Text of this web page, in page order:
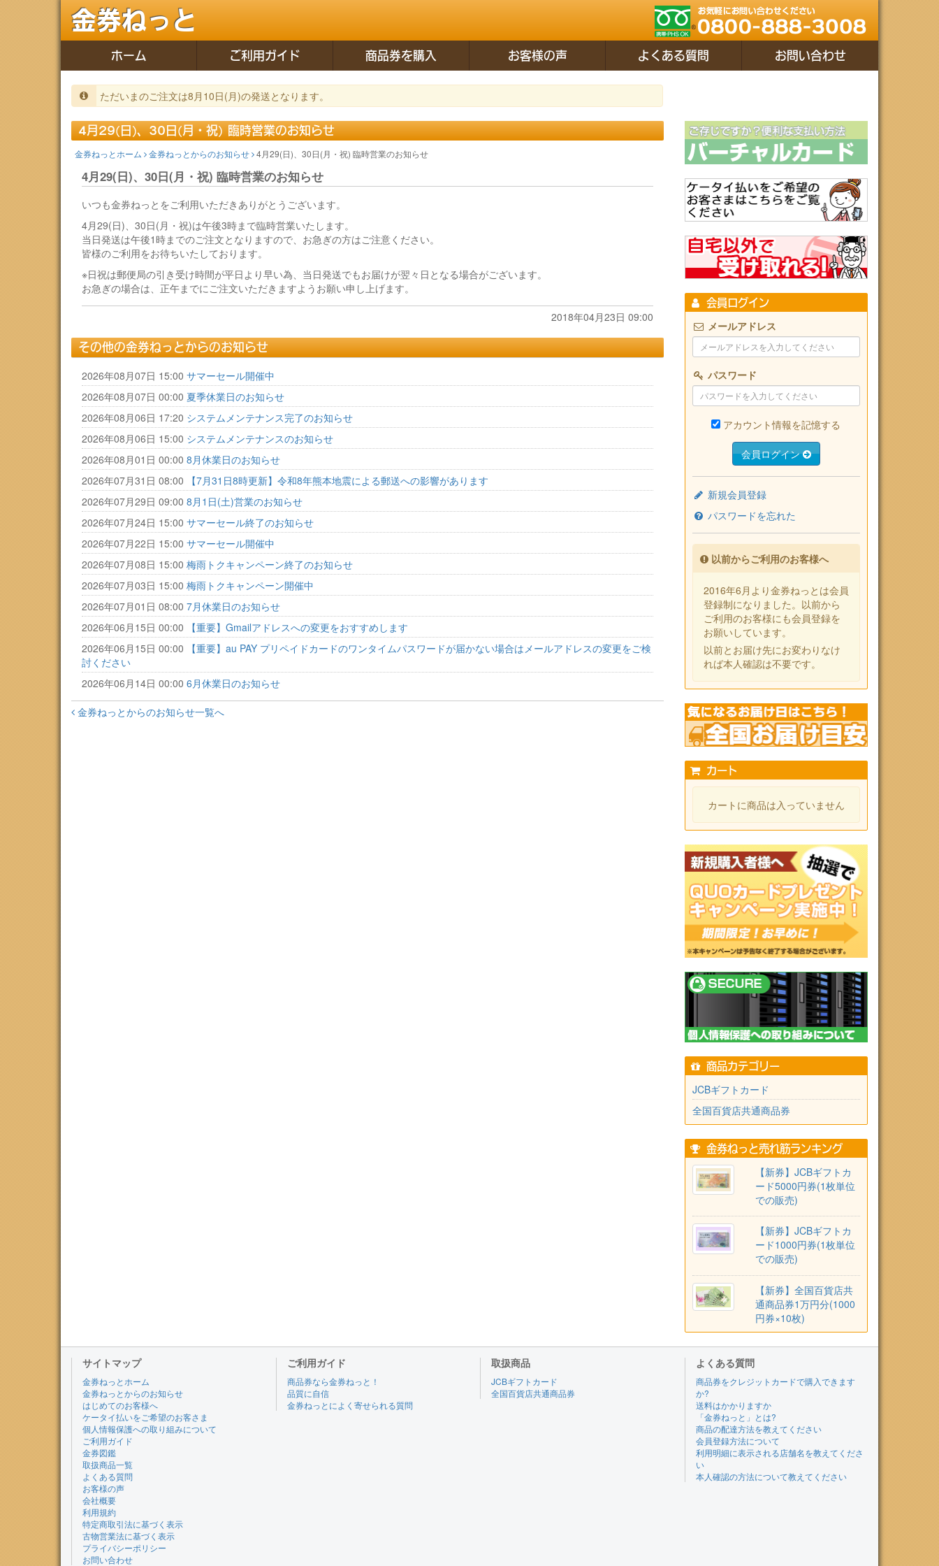
金券ねっと
ホーム ご利用ガイド 商品券を購入 お客様の声 よくある質問 お問い合わせ
ただいまのご注文は8月10日(月)の発送となります。
4月29(日)、30日(月・祝) 臨時営業のお知らせ
金券ねっとホーム
金券ねっとからのお知らせ 4月29(日)、30日(月・祝) 臨時営業のお知らせ
4月29(日)、30日(月・祝) 臨時営業のお知らせ
いつも金券ねっとをご利用いただきありがとうございます。
4月29(日)、30日(月・祝)は午後3時まで臨時営業いたします。
当日発送は午後1時までのご注文となりますので、お急ぎの方はご注意ください。
皆様のご利用をお待ちいたしております。
※日祝は郵便局の引き受け時間が平日より早い為、当日発送でもお届けが翌々日となる場合がございます。
お急ぎの場合は、正午までにご注文いただきますようお願い申し上げます。
2018年04月23日 09:00
その他の金券ねっとからのお知らせ
2026年08月07日 15:00 サマーセール開催中
2026年08月07日 00:00 夏季休業日のお知らせ
2026年08月06日 17:20 システムメンテナンス完了のお知らせ
2026年08月06日 15:00 システムメンテナンスのお知らせ
2026年08月01日 00:00 8月休業日のお知らせ
2026年07月31日 08:00
【7月31日8時更新】令和8年熊本地震による郵送への影響があります
2026年07月29日 09:00 8月1日(土)営業のお知らせ
2026年07月24日 15:00 サマーセール終了のお知らせ
2026年07月22日 15:00 サマーセール開催中
2026年07月08日 15:00 梅雨トクキャンペーン終了のお知らせ
2026年07月03日 15:00 梅雨トクキャンペーン開催中
2026年07月01日 08:00 7月休業日のお知らせ
2026年06月15日 00:00
【重要】Gmailアドレスへの変更をおすすめします
2026年06月15日 00:00
【重要】au PAY プリペイドカードのワンタイムパスワードが届かない場合はメールアドレスの変更をご検
討ください
2026年06月14日 00:00 6月休業日のお知らせ
金券ねっとからのお知らせ一覧へ
会員ログイン
メールアドレス
パスワード
アカウント情報を記憶する
会員ログイン
新規会員登録
パスワードを忘れた
以前からご利用のお客様へ
2016年6月より金券ねっとは会員
登録制になりました。以前から
ご利用のお客様にも会員登録を
お願いしています。
以前とお届け先にお変わりなけ
れば本人確認は不要です。
カート
カートに商品は入っていません
商品カテゴリー
JCBギフトカード
全国百貨店共通商品券
金券ねっと売れ筋ランキング
【新券】JCBギフトカ
ード5000円券(1枚単位
での販売)
【新券】JCBギフトカ
ード1000円券(1枚単位
での販売)
【新券】全国百貨店共
通商品券1万円分(1000
円券×10枚)
サイトマップ
金券ねっとホーム
金券ねっとからのお知らせ
はじめてのお客様へ
ケータイ払いをご希望のお客さま
個人情報保護への取り組みについて
ご利用ガイド
金券図鑑
取扱商品一覧
よくある質問
お客様の声
会社概要
利用規約
特定商取引法に基づく表示
古物営業法に基づく表示
プライバシーポリシー
お問い合わせ
ご利用ガイド
商品券なら金券ねっと！
品質に自信
金券ねっとによく寄せられる質問
取扱商品
JCBギフトカード
全国百貨店共通商品券
よくある質問
商品券をクレジットカードで購入できます
か?
送料はかかりますか
「金券ねっと」とは?
商品の配達方法を教えてください
会員登録方法について
利用明細に表示される店舗名を教えてくださ
い
本人確認の方法について教えてください